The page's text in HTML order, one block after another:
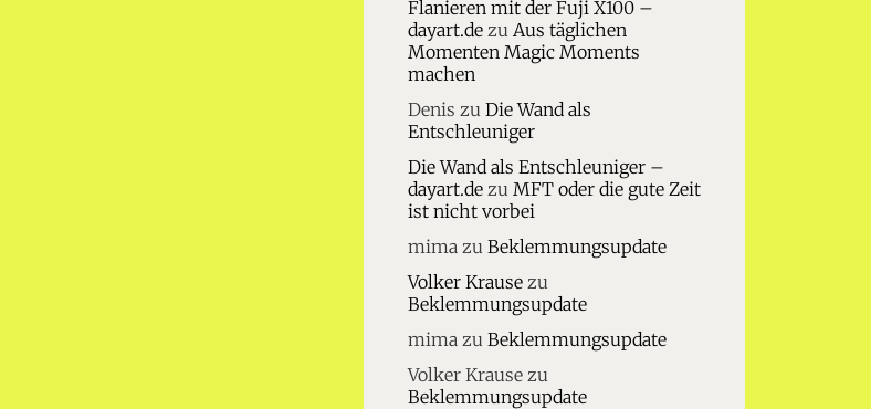
Flanieren mit der Fuji X100 –
dayart.dezu Aus täglichen
Momenten Magic Moments
machen
Denis zu Die Wand als
Entschleuniger
Die Wand als Entschleuniger –
dayart.dezu MFT oder die gute Zeit
ist nicht vorbei
mimazu Beklemmungsupdate
Volker Krausezu
Beklemmungsupdate
mimazu Beklemmungsupdate
Volker Krausezu
Beklemmungsupdate